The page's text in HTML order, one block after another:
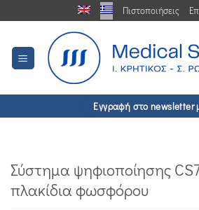
στο
περιεχόμενο
Πιστοποιήσεις
Εγγραφή στο newsletter
Σύστημα ψηφιοποίησης
πλακίδια φωσφόρου